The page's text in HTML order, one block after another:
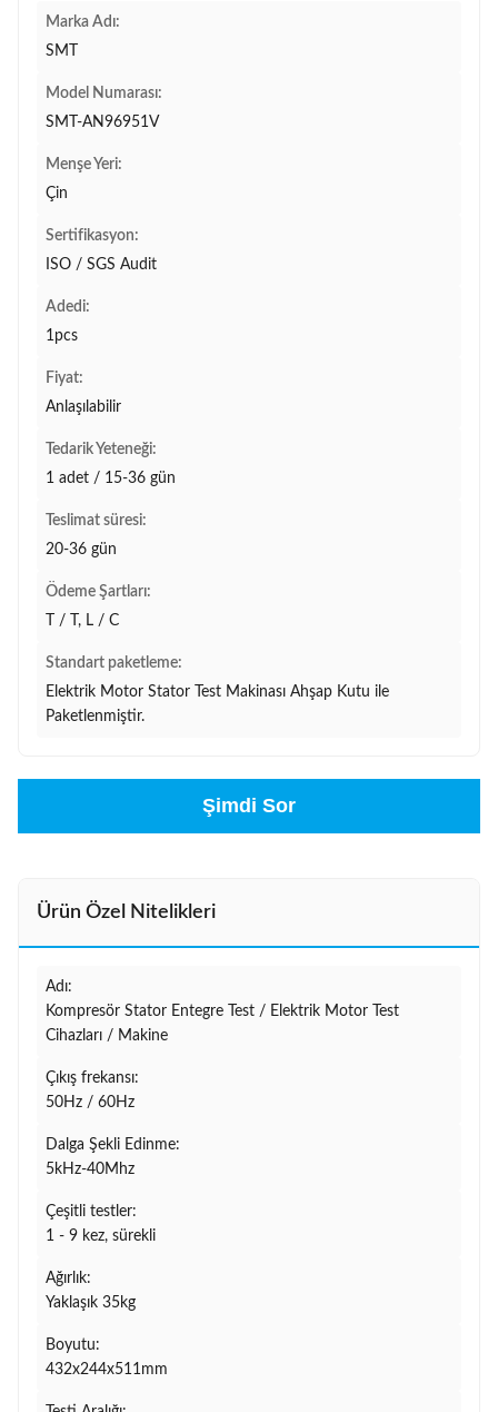
Marka Adı:
SMT
Model Numarası:
SMT-AN96951V
Menşe Yeri:
Çin
Sertifikasyon:
ISO / SGS Audit
Adedi:
1pcs
Fiyat:
Anlaşılabilir
Tedarik Yeteneği:
1 adet / 15-36 gün
Teslimat süresi:
20-36 gün
Ödeme Şartları:
T / T, L / C
Standart paketleme:
Elektrik Motor Stator Test Makinası Ahşap Kutu ile
Paketlenmiştir.
Şimdi Sor
Ürün Özel Nitelikleri
Adı:
Kompresör Stator Entegre Test / Elektrik Motor Test
Cihazları / Makine
Çıkış frekansı:
50Hz / 60Hz
Dalga Şekli Edinme:
5kHz-40Mhz
Çeşitli testler:
1 - 9 kez, sürekli
Ağırlık:
Yaklaşık 35kg
Boyutu:
432x244x511mm